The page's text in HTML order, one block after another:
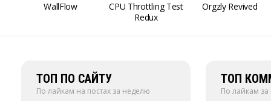
WallFlow
CPU Throttling Test
Redux
Orgzly Revived
ТОП ПО САЙТУ
По лайкам на постах за неделю
ТОП
По лайкам